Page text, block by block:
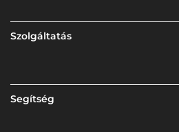
Szolgáltatás
Segítség